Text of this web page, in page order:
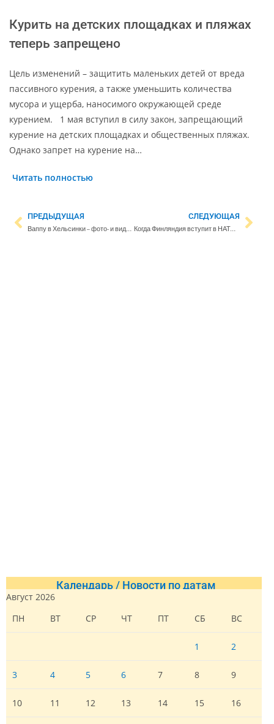
Курить на детских площадках и пляжах
теперь запрещено
Цель изменений – защитить маленьких детей от вреда
пассивного курения, а также уменьшить количества
мусора и ущерба, наносимого окружающей среде
курением. 1 мая вступил в силу закон, запрещающий
курение на детских площадках и общественных пляжах.
Однако запрет на курение на…
Читать полностью
ПРЕДЫДУЩАЯ
Ваппу в Хельсинки – фото- и видеогалерея
СЛЕДУЮЩАЯ
Когда Финляндия вступит в НАТО? Календарь принятия решения
Календарь / Новости по датам
Август 2026
ПН
ВТ СР ЧТ ПТ СБ ВС
1 2
3 4 5 6 7 8 9
10 11 12 13 14 15 16